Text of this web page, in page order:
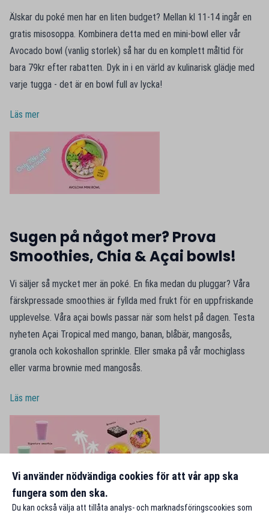
Älskar du poké men har en liten budget? Mellan kl 11-14 ingår en
gratis misosoppa. Kombinera detta med en mini-bowl eller vår
Avocado bowl (vanlig storlek) så har du en komplett måltid för
bara 79kr efter rabatten. Dyk in i en värld av kulinarisk glädje med
varje tugga - det är en bowl full av lycka!
Läs mer
Sugen på något mer? Prova
Smoothies, Chia & Açai bowls!
Vi säljer så mycket mer än poké. En fika medan du pluggar? Våra
färskpressade smoothies är fyllda med frukt för en uppfriskande
upplevelse. Våra açai bowls passar när som helst på dagen. Testa
nyheten Açai Tropical med mango, banan, blåbär, mangosås,
granola och kokoshallon sprinkle. Eller smaka på vår mochiglass
eller varma brownie med mangosås.
Läs mer
Vi använder nödvändiga cookies för att vår app ska
fungera som den ska.
Du kan också välja att tillåta analys- och marknadsföringscookies som